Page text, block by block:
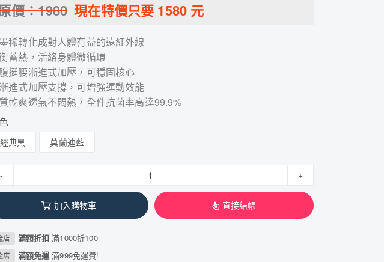
價：1980 現在特價只要 1580 元
稀轉化成對人體有益的遠紅外線
蓄熱，活絡身體微循環
挺腰漸進式加壓，可穩固核心
進式加壓支撐，可增強運動效能
乾爽透氣不悶熱，全件抗菌率高達99.9%
經典黑 莫蘭迪藍
- +
加入購物車 直接結帳
店 滿額折扣滿1000折100
店 滿額免運滿999免運費!